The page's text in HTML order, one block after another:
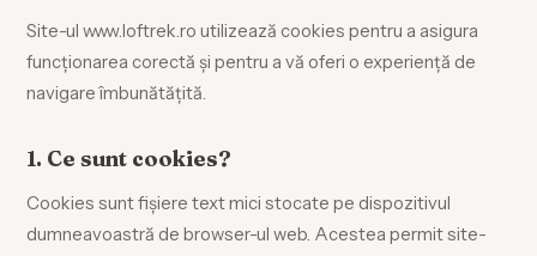
Site-ul www.loftrek.ro utilizează cookies pentru a asigura
funcționarea corectă și pentru a vă oferi o experiență de
navigare îmbunătățită.
1. Ce sunt cookies?
Cookies sunt fișiere text mici stocate pe dispozitivul
dumneavoastră de browser-ul web. Acestea permit site-